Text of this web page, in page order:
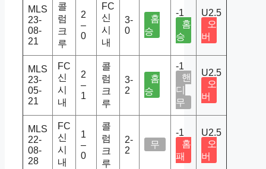
MLS
23-
08-
21
콜
럼
크
루
2
–
0
FC
신
시
내
3-
0
홈
승
-1
홈
승
U2.5
오
버
MLS
23-
05-
21
FC
신
시
내
2
–
1
콜
럼
크
루
3-
2
홈
승
-1
핸
디
무
U2.5
오
버
MLS
22-
08-
28
FC
신
시
내
1
–
0
콜
럼
크
루
2-
2
무
-1
홈
패
U2.5
오
버